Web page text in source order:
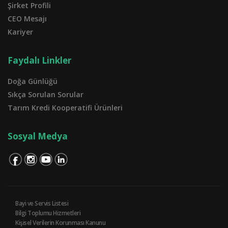
Şirket Profili
CEO Mesajı
Kariyer
Faydalı Linkler
Doğa Günlüğü
Sıkça Sorulan Sorular
Tarım Kredi Kooperatifi Ürünleri
Sosyal Medya
Bayi ve Servis Listesi
Bilgi Toplumu Hizmetleri
Kişisel Verilerin Korunması Kanunu